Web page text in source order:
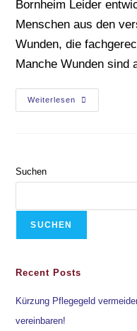
Bornheim Leider
Menschen aus den
Wunden, die
Manche Wunden sind
Weiterlesen
Suchen
SUCHEN
Recent Posts
Kürzung Pflegegeld
vereinbaren!